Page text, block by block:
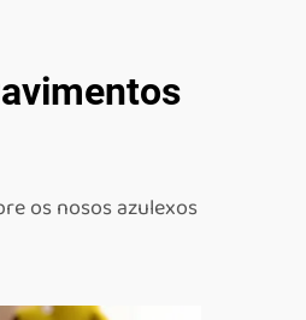
os nosos azulexos